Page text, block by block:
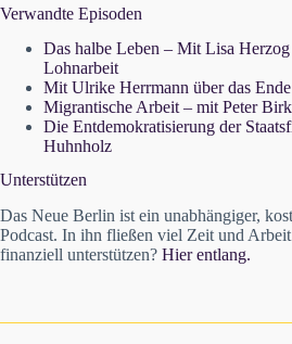
Verwandte Episoden
Das halbe Leben – Mit Lisa
Lohnarbeit
Mit Ulrike Herrmann über das
Migrantische Arbeit – mit Peter
Die Entdemokratisierung der
Huhnholz
Unterstützen
Das Neue Berlin ist ein unabhängiger,
Podcast. In ihn fließen viel Zeit und
finanziell unterstützen? Hier entlang.